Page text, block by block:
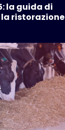
la guida di
la ristorazione